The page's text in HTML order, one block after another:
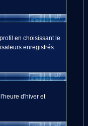
en choisissant le
enregistrés.
d'hiver et